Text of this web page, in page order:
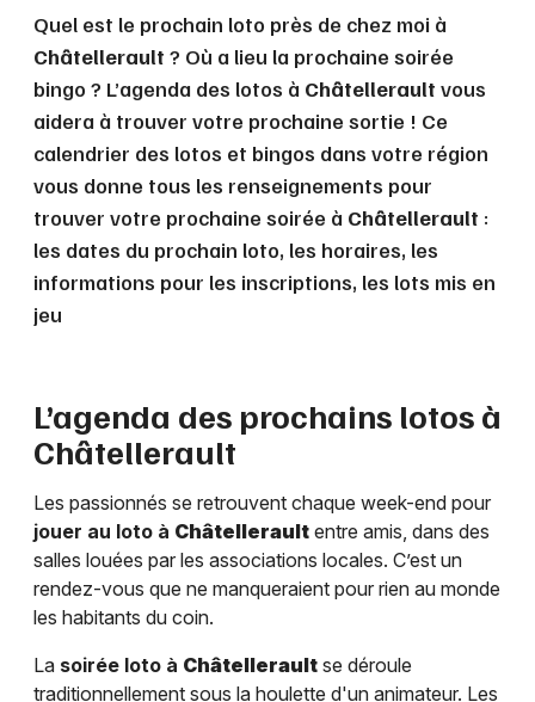
Quel est le prochain loto près de chez moi à
Châtellerault ? Où a lieu la prochaine soirée
bingo ? L’agenda des lotos à Châtellerault vous
aidera à trouver votre prochaine sortie ! Ce
calendrier des lotos et bingos dans votre région
vous donne tous les renseignements pour
trouver votre prochaine soirée à Châtellerault :
les dates du prochain loto, les horaires, les
informations pour les inscriptions, les lots mis en
jeu
L’agenda des prochains lotos à
Châtellerault
Les passionnés se retrouvent chaque week-end pour
jouer au loto à Châtellerault entre amis, dans des
salles louées par les associations locales. C’est un
rendez-vous que ne manqueraient pour rien au monde
les habitants du coin.
La soirée loto à Châtellerault se déroule
traditionnellement sous la houlette d'un animateur. Les